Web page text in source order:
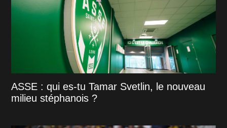
ASSE : qui es-tu Tamar Svetlin, le nouveau
milieu stéphanois ?